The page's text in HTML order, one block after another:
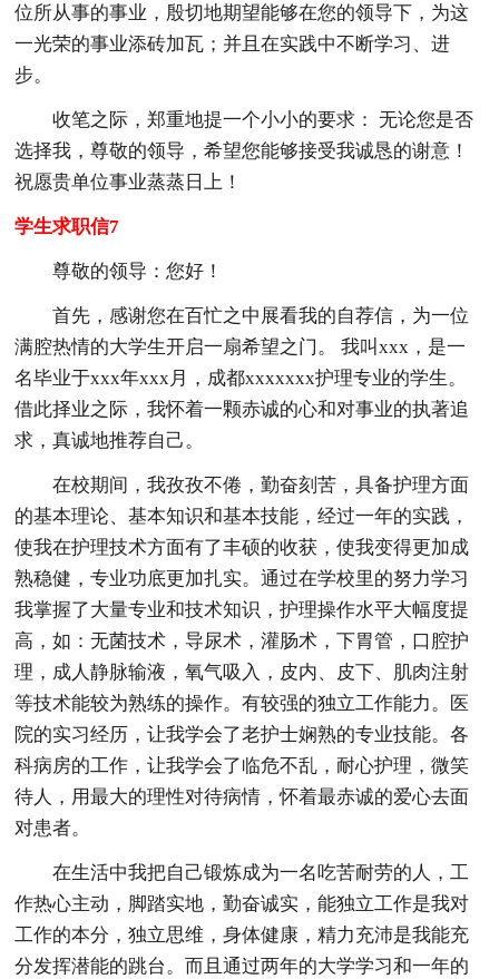
位所从事的事业，殷切地期望能够在您的领导下，为这
一光荣的事业添砖加瓦；并且在实践中不断学习、进
步。
收笔之际，郑重地提一个小小的要求： 无论您是否
选择我，尊敬的领导，希望您能够接受我诚恳的谢意！
祝愿贵单位事业蒸蒸日上！
学生求职信7
尊敬的领导：您好！
首先，感谢您在百忙之中展看我的自荐信，为一位
满腔热情的大学生开启一扇希望之门。 我叫xxx，是一
名毕业于xxx年xxx月，成都xxxxxxx护理专业的学生。
借此择业之际，我怀着一颗赤诚的心和对事业的执著追
求，真诚地推荐自己。
在校期间，我孜孜不倦，勤奋刻苦，具备护理方面
的基本理论、基本知识和基本技能，经过一年的实践，
使我在护理技术方面有了丰硕的收获，使我变得更加成
熟稳健，专业功底更加扎实。通过在学校里的努力学习
我掌握了大量专业和技术知识，护理操作水平大幅度提
高，如：无菌技术，导尿术，灌肠术，下胃管，口腔护
理，成人静脉输液，氧气吸入，皮内、皮下、肌肉注射
等技术能较为熟练的操作。有较强的独立工作能力。医
院的实习经历，让我学会了老护士娴熟的专业技能。各
科病房的工作，让我学会了临危不乱，耐心护理，微笑
待人，用最大的理性对待病情，怀着最赤诚的爱心去面
对患者。
在生活中我把自己锻炼成为一名吃苦耐劳的人，工
作热心主动，脚踏实地，勤奋诚实，能独立工作是我对
工作的本分，独立思维，身体健康，精力充沛是我能充
分发挥潜能的跳台。而且通过两年的大学学习和一年的